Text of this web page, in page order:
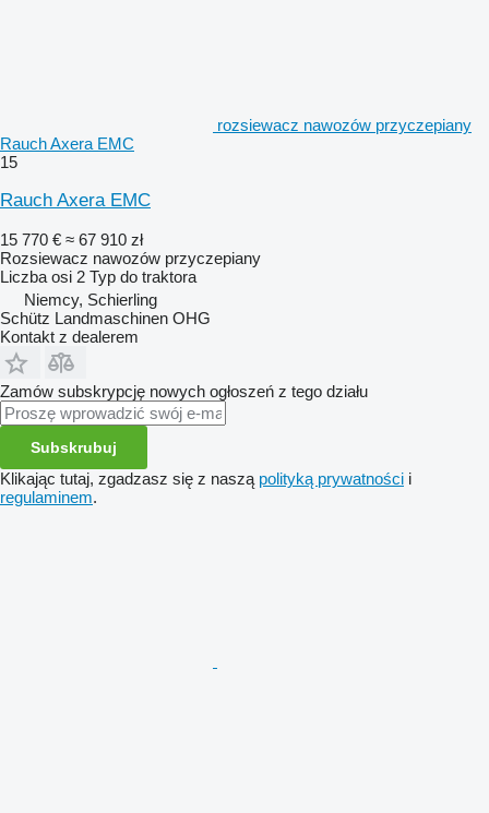
rozsiewacz nawozów przyczepiany
Rauch Axera EMC
15
Rauch Axera EMC
15 770 € ≈ 67 910 zł
Rozsiewacz nawozów przyczepiany
Liczba osi 2 Typ do traktora
Niemcy, Schierling
Schütz Landmaschinen OHG
Kontakt z dealerem
Zamów subskrypcję nowych ogłoszeń z tego działu
Subskrubuj
Klikając tutaj, zgadzasz się z naszą polityką prywatności i
regulaminem.